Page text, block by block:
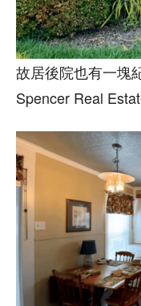
故居後院也有一塊
Spencer Real